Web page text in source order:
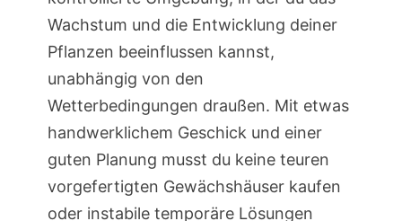
Wachstum und die Entwicklung deiner
Pflanzen beeinflussen kannst,
unabhängig von den
Wetterbedingungen draußen. Mit etwas
handwerklichem Geschick und einer
guten Planung musst du keine teuren
vorgefertigten Gewächshäuser kaufen
oder instabile temporäre Lösungen